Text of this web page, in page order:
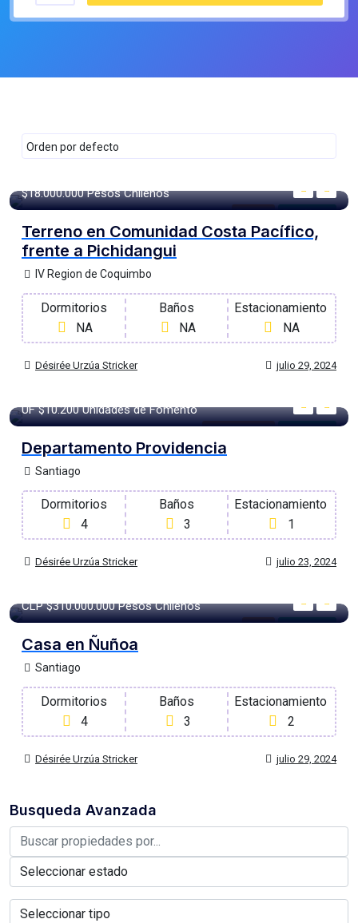
Terreno Para Venta
$18.000.000Pesos Chilenos
Terreno en Comunidad Costa Pacífico,
frente a Pichidangui
IV Region de Coquimbo
Dormitorios
NA
Baños
NA
Estacionamiento
NA
Désirée Urzúa Stricker julio 29, 2024
Departamento Para Venta
UF$10.200Unidades de Fomento
Departamento Providencia
Santiago
Dormitorios
4
Baños
3
Estacionamiento
1
Désirée Urzúa Stricker julio 23, 2024
Casa Para Venta
CLP$310.000.000Pesos Chilenos
Casa en Ñuñoa
Santiago
Dormitorios
4
Baños
3
Estacionamiento
2
Désirée Urzúa Stricker julio 29, 2024
Busqueda Avanzada